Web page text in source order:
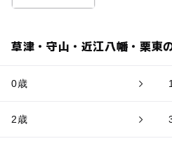
草津・守山・近江八幡・栗東
0歳
2歳